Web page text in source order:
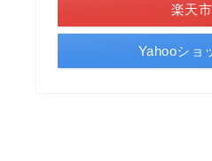
楽天
Yahooショ